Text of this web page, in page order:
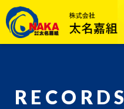
RECORDS